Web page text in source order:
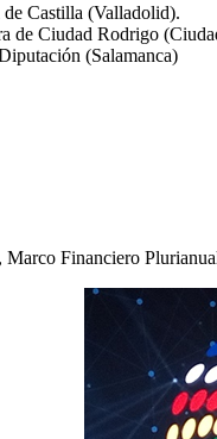
Castilla (Valladolid).
de Ciudad Rodrigo
(Salamanca)
Financiero